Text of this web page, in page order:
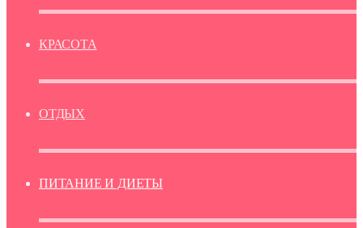
КРАСОТА
ОТДЫХ
ПИТАНИЕ И ДИЕТЫ